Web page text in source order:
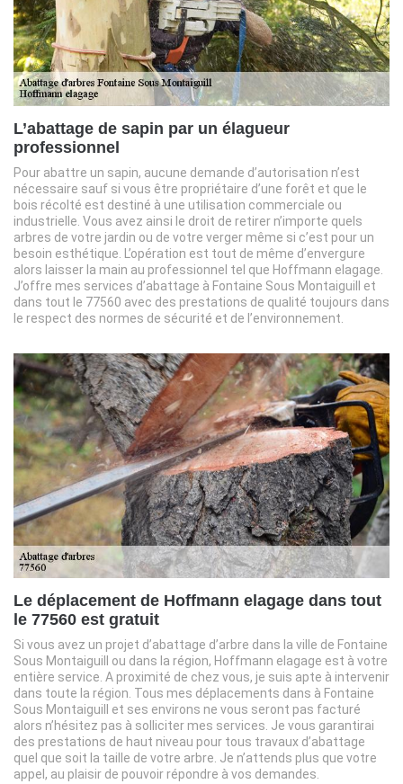
L’abattage de sapin par un élagueur
professionnel
Pour abattre un sapin, aucune demande d’autorisation n’est
nécessaire sauf si vous être propriétaire d’une forêt et que le
bois récolté est destiné à une utilisation commerciale ou
industrielle. Vous avez ainsi le droit de retirer n’importe quels
arbres de votre jardin ou de votre verger même si c’est pour un
besoin esthétique. L’opération est tout de même d’envergure
alors laisser la main au professionnel tel que Hoffmann elagage.
J’offre mes services d’abattage à Fontaine Sous Montaiguill et
dans tout le 77560 avec des prestations de qualité toujours dans
le respect des normes de sécurité et de l’environnement.
Le déplacement de Hoffmann elagage dans tout
le 77560 est gratuit
Si vous avez un projet d’abattage d’arbre dans la ville de Fontaine
Sous Montaiguill ou dans la région, Hoffmann elagage est à votre
entière service. A proximité de chez vous, je suis apte à intervenir
dans toute la région. Tous mes déplacements dans à Fontaine
Sous Montaiguill et ses environs ne vous seront pas facturé
alors n’hésitez pas à solliciter mes services. Je vous garantirai
des prestations de haut niveau pour tous travaux d’abattage
quel que soit la taille de votre arbre. Je n’attends plus que votre
appel, au plaisir de pouvoir répondre à vos demandes.